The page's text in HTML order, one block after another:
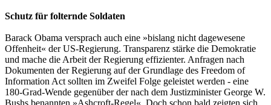
Schutz für folternde Soldaten
Barack Obama versprach auch eine »bislang nicht dagewesene
Offenheit« der US-Regierung. Transparenz stärke die Demokratie
und mache die Arbeit der Regierung effizienter. Anfragen nach
Dokumenten der Regierung auf der Grundlage des Freedom of
Information Act sollten im Zweifel Folge geleistet werden - eine
180-Grad-Wende gegenüber der nach dem Justizminister George W.
Bushs benannten »Ashcroft-Regel«. Doch schon bald zeigten sich